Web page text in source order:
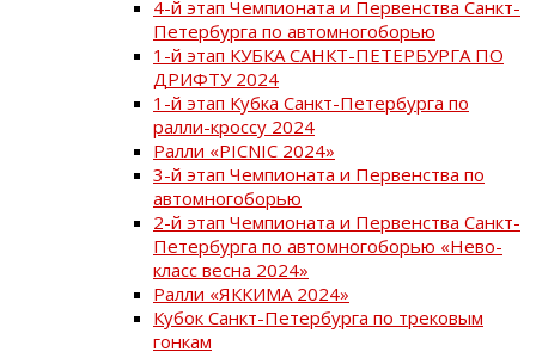
4-й этап Чемпионата и Первенства Санкт-
Петербурга по автомногоборью
1-й этап КУБКА САНКТ-ПЕТЕРБУРГА ПО
ДРИФТУ 2024
1-й этап Кубка Санкт-Петербурга по
ралли-кроссу 2024
Ралли «PICNIC 2024»
3-й этап Чемпионата и Первенства по
автомногоборью
2-й этап Чемпионата и Первенства Санкт-
Петербурга по автомногоборью «Нево-
класс весна 2024»
Ралли «ЯККИМА 2024»
Кубок Санкт-Петербурга по трековым
гонкам